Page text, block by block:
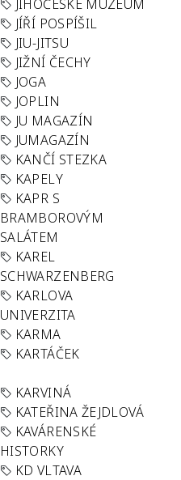
JIHOČESKÉ MUZEUM
JÍŘÍ POSPÍŠIL
JIU-JITSU
JIŽNÍ ČECHY
JOGA
JOPLIN
JU MAGAZÍN
JUMAGAZÍN
KANČÍ STEZKA
KAPELY
KAPR S
BRAMBOROVÝM
SALÁTEM
KAREL
SCHWARZENBERG
KARLOVA
UNIVERZITA
KARMA
KARTÁČEK
KARVINÁ
KATEŘINA ŽEJDLOVÁ
KAVÁRENSKÉ
HISTORKY
KD VLTAVA